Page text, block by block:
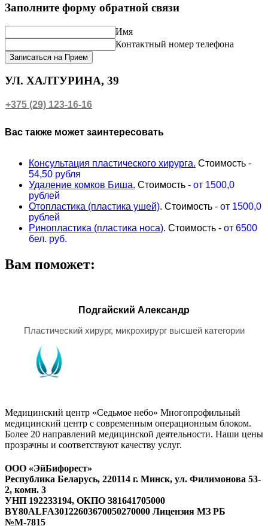
Заполните форму обратной связи
Имя
Контактный номер телефона
Записаться на Прием
УЛ. ХАЛТУРИНА, 39
+375 (29) 123-16-16
Вас также может заинтересовать
Консультация пластического хирурга. Стоимость -
54,50 рубля
Удаление комков Биша. Стоимость - от 1500,0
рублей
Отопластика (пластика ушей). Стоимость - от 1500,0
рублей
Ринопластика (пластика носа). Стоимость - от 6500
бел. руб.
Вам поможет:
Подгайский Александр
Пластический хирург, микрохирург высшей категории
Медицинский центр «Седьмое небо» Многопрофильный
медицинский центр с современным операционным блоком.
Более 20 направлений медицинской деятельности. Наши цены
прозрачны и соответствуют качеству услуг.
ООО «ЭйБифорест»
Республика Беларусь, 220114 г. Минск, ул. Филимонова 53-
2, комн. 3
УНП 192233194, ОКПО 381641705000
BY80ALFA30122603670050270000 Лицензия МЗ РБ
№М-7815